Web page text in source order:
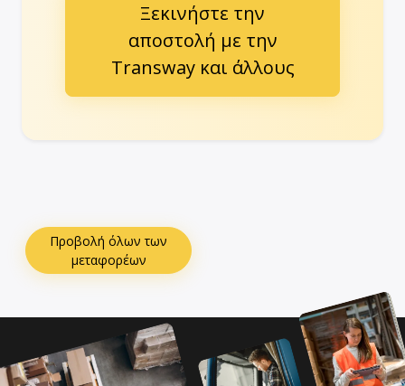
Ξεκινήστε την
αποστολή με την
Transway και άλλους
Προβολή όλων των
μεταφορέων